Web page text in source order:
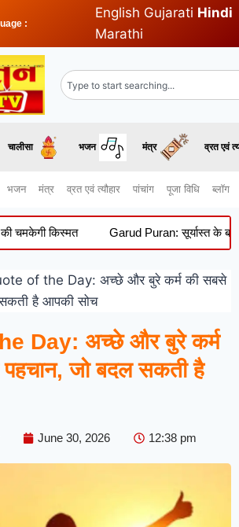
:
English Gujarati Hindi
Marathi
चालीसा भजन मंत्र व्रत एवं
भजन मंत्र व्रत एवं त्यौहार पांचांग पूजा विधि ब्लॉग
किस्मत Garud Puran: सूर्यास्त के बाद क्यों
of the Day: अच्छे और बुरे कर्म की सबसे
है आपकी सोच
Day: अच्छे और बुरे कर्म
जो बदल सकती है
June 30, 2026 12:38 pm